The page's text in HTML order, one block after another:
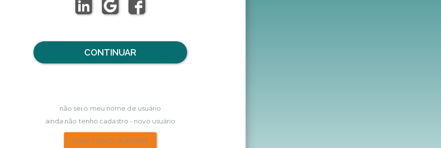
CONTINUAR
não sei o meu nome de usuário
ainda não tenho cadastro - novo usuário
CHAT COM O SUPORTE